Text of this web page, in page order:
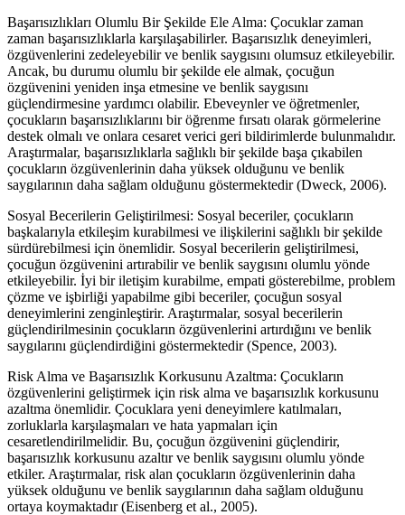
Başarısızlıkları Olumlu Bir Şekilde Ele Alma: Çocuklar zaman
zaman başarısızlıklarla karşılaşabilirler. Başarısızlık deneyimleri,
özgüvenlerini zedeleyebilir ve benlik saygısını olumsuz etkileyebilir.
Ancak, bu durumu olumlu bir şekilde ele almak, çocuğun
özgüvenini yeniden inşa etmesine ve benlik saygısını
güçlendirmesine yardımcı olabilir. Ebeveynler ve öğretmenler,
çocukların başarısızlıklarını bir öğrenme fırsatı olarak görmelerine
destek olmalı ve onlara cesaret verici geri bildirimlerde bulunmalıdır.
Araştırmalar, başarısızlıklarla sağlıklı bir şekilde başa çıkabilen
çocukların özgüvenlerinin daha yüksek olduğunu ve benlik
saygılarının daha sağlam olduğunu göstermektedir (Dweck, 2006).
Sosyal Becerilerin Geliştirilmesi: Sosyal beceriler, çocukların
başkalarıyla etkileşim kurabilmesi ve ilişkilerini sağlıklı bir şekilde
sürdürebilmesi için önemlidir. Sosyal becerilerin geliştirilmesi,
çocuğun özgüvenini artırabilir ve benlik saygısını olumlu yönde
etkileyebilir. İyi bir iletişim kurabilme, empati gösterebilme, problem
çözme ve işbirliği yapabilme gibi beceriler, çocuğun sosyal
deneyimlerini zenginleştirir. Araştırmalar, sosyal becerilerin
güçlendirilmesinin çocukların özgüvenlerini artırdığını ve benlik
saygılarını güçlendirdiğini göstermektedir (Spence, 2003).
Risk Alma ve Başarısızlık Korkusunu Azaltma: Çocukların
özgüvenlerini geliştirmek için risk alma ve başarısızlık korkusunu
azaltma önemlidir. Çocuklara yeni deneyimlere katılmaları,
zorluklarla karşılaşmaları ve hata yapmaları için
cesaretlendirilmelidir. Bu, çocuğun özgüvenini güçlendirir,
başarısızlık korkusunu azaltır ve benlik saygısını olumlu yönde
etkiler. Araştırmalar, risk alan çocukların özgüvenlerinin daha
yüksek olduğunu ve benlik saygılarının daha sağlam olduğunu
ortaya koymaktadır (Eisenberg et al., 2005).